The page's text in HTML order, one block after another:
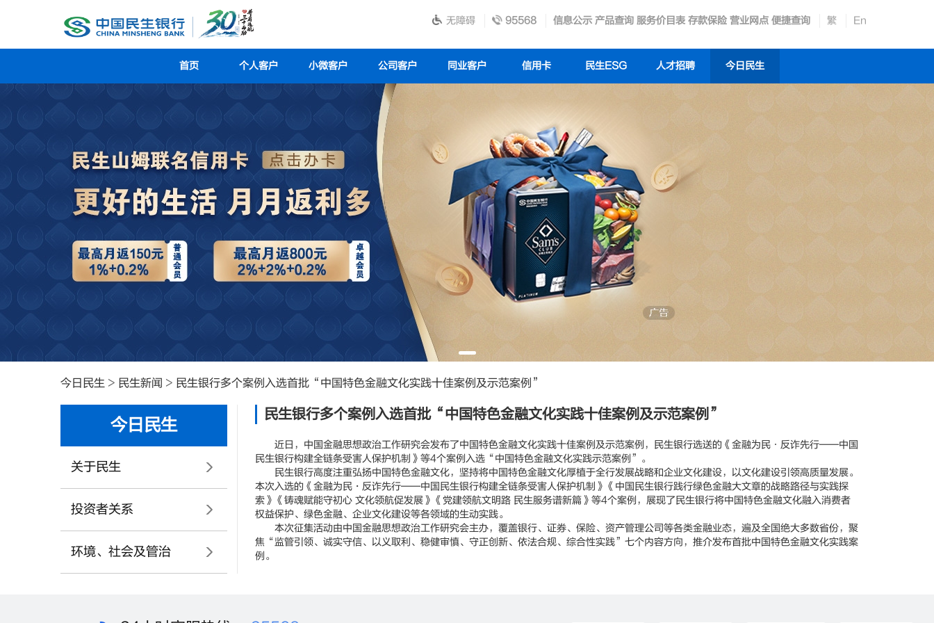
无障碍 95568 信息公示 产品查询 服务价目表 存款保险 营业网点 便捷查询 繁 En
首页 个人客户 小微客户 公司客户 同业客户 信用卡 民生ESG 人才招聘 今日民生
今日民生 > 民生新闻 > 民生银行多个案例入选首批“中国特色金融文化实践十佳案例及示范案例”
今日民生
关于民生
投资者关系
环境、社会及管治
民生银行多个案例入选首批“中国特色金融文化实践十佳案例及示范案例”
近日，中国金融思想政治工作研究会发布了中国特色金融文化实践十佳案例及示范案例，民生银行选送的《金融为民·反诈先行——中国
民生银行构建全链条受害人保护机制》等4个案例入选“中国特色金融文化实践示范案例”。
民生银行高度注重弘扬中国特色金融文化，坚持将中国特色金融文化厚植于全行发展战略和企业文化建设，以文化建设引领高质量发展。
本次入选的《金融为民・反诈先行——中国民生银行构建全链条受害人保护机制》《中国民生银行践行绿色金融大文章的战略路径与实践探
索》《铸魂赋能守初心 文化领航促发展》《党建领航文明路 民生服务谱新篇》等4个案例，展现了民生银行将中国特色金融文化融入消费者
权益保护、绿色金融、企业文化建设等各领域的生动实践。
本次征集活动由中国金融思想政治工作研究会主办，覆盖银行、证券、保险、资产管理公司等各类金融业态，遍及全国绝大多数省份，聚
焦“监管引领、诚实守信、以义取利、稳健审慎、守正创新、依法合规、综合性实践”七个内容方向，推介发布首批中国特色金融文化实践案
例。